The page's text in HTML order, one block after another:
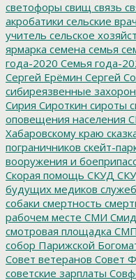
светофоры свищ связь
акробатики сельские
учитель сельское
ярмарка семена семья
года-2020 Семья года-
Сергей Ерёмин Сергей
сибиреязвенные
Сирия Сироткин сироты
оповещения населения
Хабаровскому краю
пограничников скейт-
вооружения и
Скорая помощь СКУД
будущих медиков
собаки смертность
рабочем месте СМИ
смотровая площадка СМП
собор Парижской
Совет ветеранов Совет
советские зарплаты